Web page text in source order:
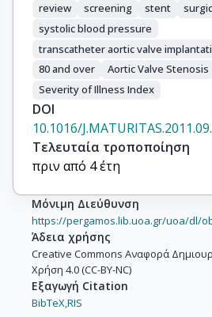
review
screening stent
systolic blood pressure
transcatheter aortic valve
80 and over
Aortic Valve Stenosis
Severity of Illness Index
DOI
10.1016/
Τελευταία τροποποίηση
πριν από 4 έτη
Μόνιμη Διεύθυνση
https://pergamos.lib.uoa.gr/uoa/dl/
Άδεια χρήσης
Creative Commons Αναφορά
Χρήση 4.0 (CC-BY-NC)
Εξαγωγή Citation
BibTeX,RIS